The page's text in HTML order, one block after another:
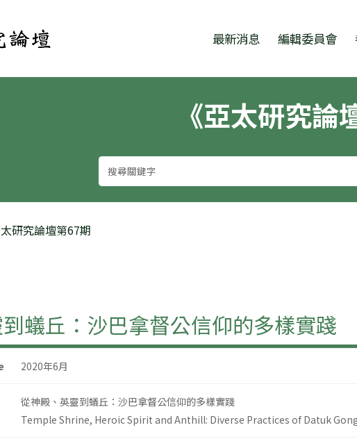
最新消息 編輯委員會
《亞太研究論
研究論壇第67期
蟻丘：沙巴拿督公信仰的多樣實踐
2020年6月
從神殿、英靈到蟻丘：沙巴拿督公信仰的多樣實踐
Temple Shrine, Heroic Spirit and Anthill: Diverse Practices of Datuk